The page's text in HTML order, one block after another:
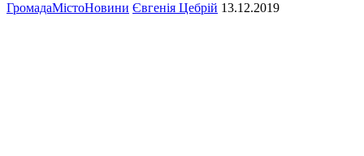
ГромадаМістоНовини Євгенія Цебрій 13.12.2019